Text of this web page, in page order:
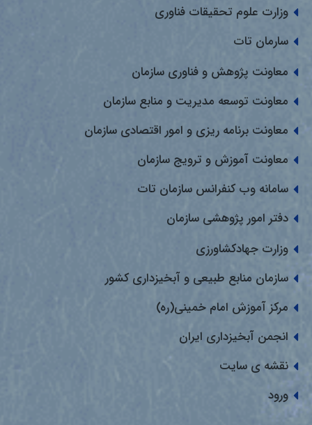
وزارت علوم تحقیقات فناوری
سارمان تات
معاونت پژوهش و فناوری سازمان
معاونت توسعه مدیریت و منابع سازمان
معاونت برنامه ریزی و امور اقتصادی سازمان
معاونت آموزش و ترویج سازمان
سامانه وب کنفرانس سازمان تات
دفتر امور پژوهشی سازمان
وزارت جهادکشاورزی
سازمان منابع طبیعی و آبخیزداری کشور
مرکز آموزش امام خمینی(ره)
انجمن آبخیزداری ایران
نقشه ی سایت
ورود